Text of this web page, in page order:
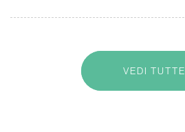
VEDI TUTTE